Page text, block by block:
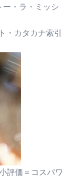
・ラ・ミッシ
・カタカナ索引
評価＝コスパワ